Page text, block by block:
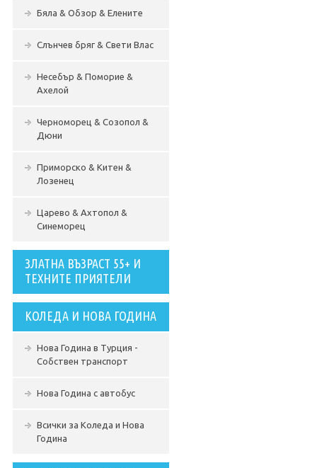
Бяла & Обзор & Елените
Слънчев бряг & Свети Влас
Несебър & Поморие &
Ахелой
Черноморец & Созопол &
Дюни
Приморско & Китен &
Лозенец
Царево & Ахтопол &
Синеморец
ЗЛАТНА ВЪЗРАСТ 55+ И
ТЕХНИТЕ ПРИЯТЕЛИ
КОЛЕДА И НОВА ГОДИНА
Нова Година в Турция -
Собствен транспорт
Нова Година с автобус
Всички за Коледа и Нова
Година